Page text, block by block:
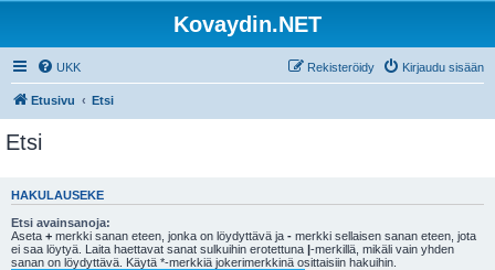
Kovaydin.NET
UKK Kirjaudu sisään
Rekisteröidy
Etusivu Etsi
Etsi
HAKULAUSEKE
Etsi avainsanoja:
Aseta + merkki sanan eteen, jonka on löydyttävä ja - merkki sellaisen sanan eteen, jota
ei saa löytyä. Laita haettavat sanat sulkuihin erotettuna |-merkillä, mikäli vain yhden
sanan on löydyttävä. Käytä *-merkkiä jokerimerkkinä osittaisiin hakuihin.